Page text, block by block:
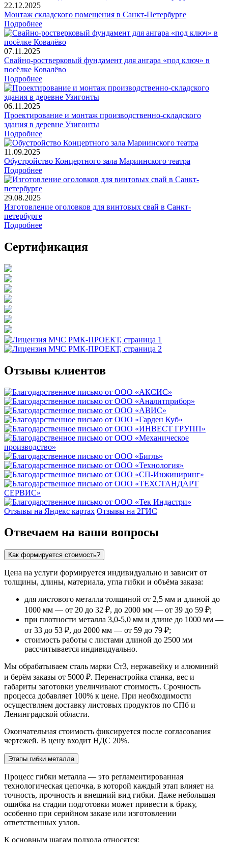
22.12.2025
Монтаж складского помещения в Санкт-Петербурге
Подробнее
07.11.2025
Свайно-ростверковый фундамент для ангара «под ключ» в
посёлке Ковалёво
Подробнее
06.11.2025
Проектирование и монтаж производственно-складского
здания в деревне Узигонты
Подробнее
11.09.2025
Обустройство Концертного зала Мариинского театра
Подробнее
29.08.2025
Изготовление оголовков для винтовых свай в Санкт-
петербурге
Подробнее
Сертификация
Отзывы клиентов
Отзывы на Яндекс картах Отзывы на 2ГИС
Отвечаем на ваши вопросы
Как формируется стоимость?
Цена на услуги формируется индивидуально и зависит от
толщины, длины, материала, угла гибки и объёма заказа:
для листового металла толщиной от 2,5 мм и длиной до
1000 мм — от 20 до 32 ₽, до 2000 мм — от 39 до 59 ₽;
при плотности металла 3,0-5,0 мм и длине до 1000 мм —
от 33 до 53 ₽, до 2000 мм — от 59 до 79 ₽;
стоимость работы с листами длиной до 2500 мм
рассчитывается индивидуально.
Мы обрабатываем сталь марки Ст3, нержавейку и алюминий
и берём заказы от 5000 ₽. Перенастройка станка, вес и
габариты заготовки увеличивают стоимость. Срочность
процесса добавляет 100% к цене. При необходимости
осуществляем доставку листовых продуктов по СПб и
Ленинградской области.
Окончательная стоимость фиксируется после согласования
чертежей. В цену входит НДС 20%.
Этапы гибки металла
Процесс гибки металла — это регламентированная
технологическая цепочка, в которой каждый этап влияет на
точность, прочность и внешний вид гибки. Даже небольшая
ошибка на стадии подготовки может привести к браку,
особенно при серийном заказе или изготовлении
ответственных узлов.
К основным шагам подхода относятся: